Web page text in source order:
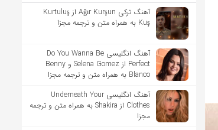
آهنگ ترکی Ağır Kurşun از Kurtuluş
Kuş به همراه متن و ترجمه مجزا
آهنگ انگلیسی Do You Wanna Be
Perfect از Selena Gomez و Benny
Blanco به همراه متن و ترجمه مجزا
آهنگ انگلیسی Underneath Your
Clothes از Shakira به همراه متن و ترجمه
مجزا